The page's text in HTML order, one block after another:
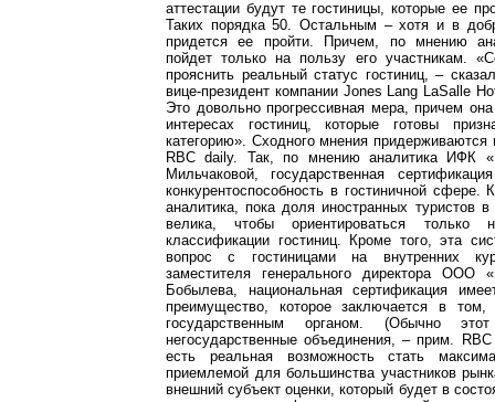
аттестации будут те гостиницы, которые ее
Таких порядка 50. Остальным – хотя и в
придется ее пройти. Причем, по мнению
пойдет только на пользу его участникам.
прояснить реальный статус гостиниц, –
вице-президент компании Jones Lang LaSalle
Это довольно прогрессивная мера, причем
интересах гостиниц, которые готовы
категорию». Сходного мнения придерживаются
RBC daily. Так, по мнению аналитика ИФК
Мильчаковой, государственная
конкурентоспособность в гостиничной сфере.
аналитика, пока доля иностранных туристов
велика, чтобы ориентироваться только
классификации гостиниц. Кроме того, эта
вопрос с гостиницами на внутренних
заместителя генерального директора ООО
Бобылева, национальная сертификация
преимущество, которое заключается в том,
государственным органом. (Обычно
негосударственные объединения, – прим.
есть реальная возможность стать
приемлемой для большинства участников
внешний субъект оценки, который будет в